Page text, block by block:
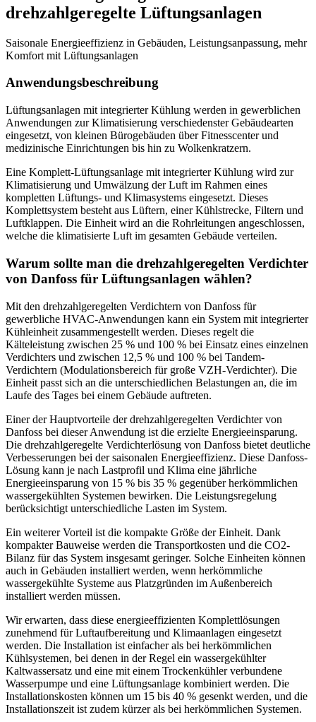
drehzahlgeregelte Lüftungsanlagen
Saisonale Energieeffizienz in Gebäuden, Leistungsanpassung, mehr
Komfort mit Lüftungsanlagen
Anwendungsbeschreibung
Lüftungsanlagen mit integrierter Kühlung werden in gewerblichen
Anwendungen zur Klimatisierung verschiedenster Gebäudearten
eingesetzt, von kleinen Bürogebäuden über Fitnesscenter und
medizinische Einrichtungen bis hin zu Wolkenkratzern.
Eine Komplett-Lüftungsanlage mit integrierter Kühlung wird zur
Klimatisierung und Umwälzung der Luft im Rahmen eines
kompletten Lüftungs- und Klimasystems eingesetzt. Dieses
Komplettsystem besteht aus Lüftern, einer Kühlstrecke, Filtern und
Luftklappen. Die Einheit wird an die Rohrleitungen angeschlossen,
welche die klimatisierte Luft im gesamten Gebäude verteilen.
Warum sollte man die drehzahlgeregelten Verdichter
von Danfoss für Lüftungsanlagen wählen?
Mit den drehzahlgeregelten Verdichtern von Danfoss für
gewerbliche HVAC-Anwendungen kann ein System mit integrierter
Kühleinheit zusammengestellt werden. Dieses regelt die
Kälteleistung zwischen 25 % und 100 % bei Einsatz eines einzelnen
Verdichters und zwischen 12,5 % und 100 % bei Tandem-
Verdichtern (Modulationsbereich für große VZH-Verdichter). Die
Einheit passt sich an die unterschiedlichen Belastungen an, die im
Laufe des Tages bei einem Gebäude auftreten.
Einer der Hauptvorteile der drehzahlgeregelten Verdichter von
Danfoss bei dieser Anwendung ist die erzielte Energieeinsparung.
Die drehzahlgeregelte Verdichterlösung von Danfoss bietet deutliche
Verbesserungen bei der saisonalen Energieeffizienz. Diese Danfoss-
Lösung kann je nach Lastprofil und Klima eine jährliche
Energieeinsparung von 15 % bis 35 % gegenüber herkömmlichen
wassergekühlten Systemen bewirken. Die Leistungsregelung
berücksichtigt unterschiedliche Lasten im System.
Ein weiterer Vorteil ist die kompakte Größe der Einheit. Dank
kompakter Bauweise werden die Transportkosten und die CO2-
Bilanz für das System insgesamt geringer. Solche Einheiten können
auch in Gebäuden installiert werden, wenn herkömmliche
wassergekühlte Systeme aus Platzgründen im Außenbereich
installiert werden müssen.
Wir erwarten, dass diese energieeffizienten Komplettlösungen
zunehmend für Luftaufbereitung und Klimaanlagen eingesetzt
werden. Die Installation ist einfacher als bei herkömmlichen
Kühlsystemen, bei denen in der Regel ein wassergekühlter
Kaltwassersatz und eine mit einem Trockenkühler verbundene
Wasserpumpe und eine Lüftungsanlage kombiniert werden. Die
Installationskosten können um 15 bis 40 % gesenkt werden, und die
Installationszeit ist zudem kürzer als bei herkömmlichen Systemen.